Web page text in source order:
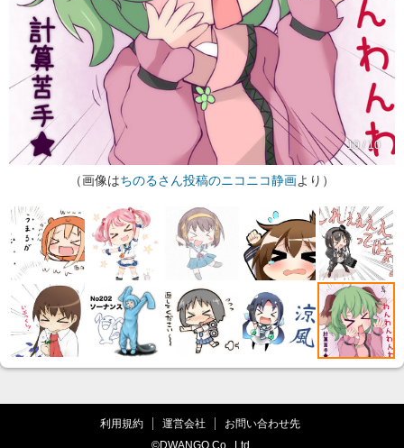
10 / 10
（画像はちのるさん投稿のニコニコ静画より）
利用規約 運営会社
お問い合わせ先
©DWANGO Co., Ltd.